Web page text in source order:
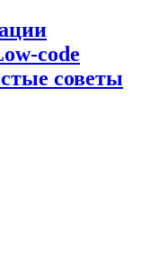
code
советы